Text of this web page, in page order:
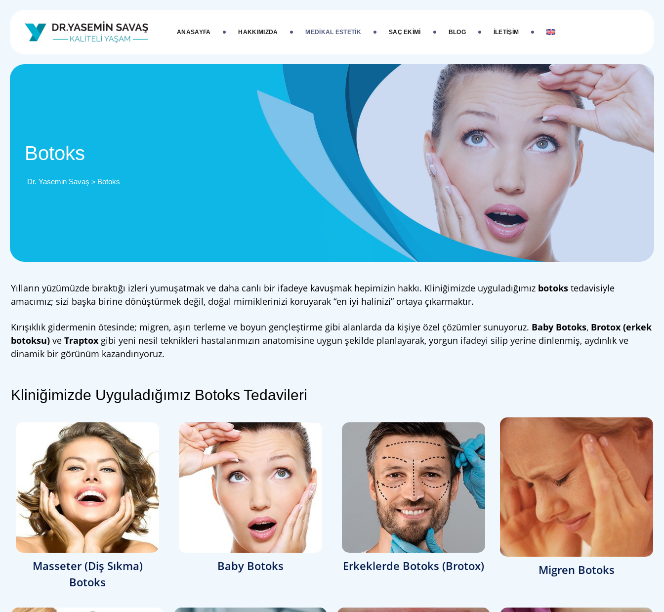
ANASAYFA HAKKIMIZDA MEDIKAL ESTETIK SAÇ EKIMI BLOG İLETIŞIM
Botoks
Dr. Yasemin Savaş > Botoks
Yılların yüzümüzde bıraktığı izleri yumuşatmak ve daha canlı bir ifadeye kavuşmak hepimizin hakkı. Kliniğimizde uyguladığımız botoks tedavisiyle
amacımız; sizi başka birine dönüştürmek değil, doğal mimiklerinizi koruyarak “en iyi halinizi” ortaya çıkarmaktır.
Kırışıklık gidermenin ötesinde; migren, aşırı terleme ve boyun gençleştirme gibi alanlarda da kişiye özel çözümler sunuyoruz. Baby Botoks, Brotox (erkek
botoksu) ve Traptox gibi yeni nesil teknikleri hastalarımızın anatomisine uygun şekilde planlayarak, yorgun ifadeyi silip yerine dinlenmiş, aydınlık ve
dinamik bir görünüm kazandırıyoruz.
Kliniğimizde Uyguladığımız Botoks Tedavileri
Masseter (Diş Sıkma)
Botoks
Baby Botoks Erkeklerde Botoks (Brotox) Migren Botoks